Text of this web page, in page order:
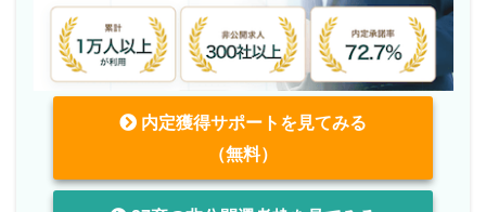
内定獲得サポートを見てみる
（無料）